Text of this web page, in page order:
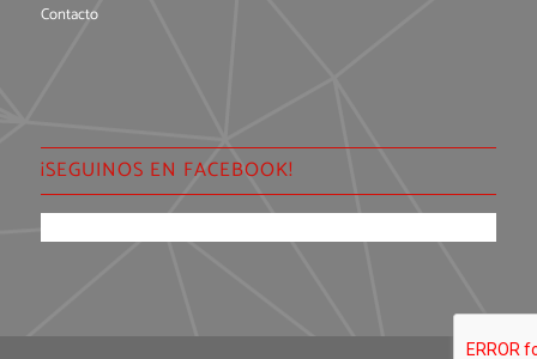
Contacto
¡SEGUINOS EN FACEBOOK!